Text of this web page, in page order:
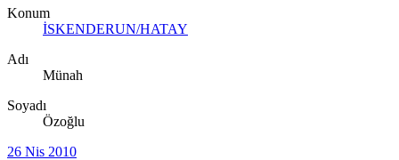
Konum
İSKENDERUN/HATAY
Adı
Münah
Soyadı
Özoğlu
26 Nis 2010